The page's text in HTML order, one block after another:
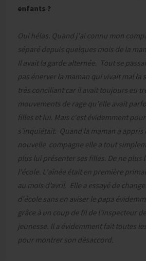
enfants ?
Oui hélas. Quand j'ai connu mon
séparé depuis quelques mois de la
Il avait la garde alternée. Tout se
pas énerver la maman qui vivait mal la
très conciliant car il avait toujours eu
mouvements de rage qu'elle avait
filles et lui. Mais c'est évidemment
s’inquiétait. Quand la maman a
nouvelle compagne elle a tout
plus lui présenter ses filles. De ne plus
l'école. L'aînée était en première
au mois d’avril. Elle a essayé de
d'école sans en aviser le papa
grâce à un coup de fil de l’inspecteur
jeunesse. Il a évidemment fait toutes
pour montrer son désaccord.